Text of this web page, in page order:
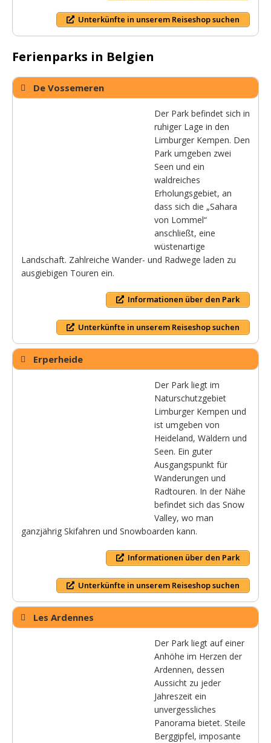
Unterkünfte in unserem Reiseshop suchen
Ferienparks in Belgien
De Vossemeren
Der Park befindet sich in
ruhiger Lage in den
Limburger Kempen. Den
Park umgeben zwei
Seen und ein
waldreiches
Erholungsgebiet, an
dass sich die „Sahara
von Lommel“
anschließt, eine
wüstenartige
Landschaft. Zahlreiche Wander- und Radwege laden zu
ausgiebigen Touren ein.
Informationen über den Park
Unterkünfte in unserem Reiseshop suchen
Erperheide
Der Park liegt im
Naturschutzgebiet
Limburger Kempen und
ist umgeben von
Heideland, Wäldern und
Seen. Ein guter
Ausgangspunkt für
Wanderungen und
Radtouren. In der Nähe
befindet sich das Snow
Valley, wo man
ganzjährig Skifahren und Snowboarden kann.
Informationen über den Park
Unterkünfte in unserem Reiseshop suchen
Les Ardennes
Der Park liegt auf einer
Anhöhe im Herzen der
Ardennen, dessen
Aussicht zu jeder
Jahreszeit ein
unvergessliches
Panorama bietet. Steile
Berggipfel, imposante